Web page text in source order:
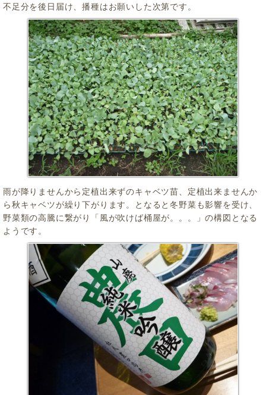
不足分を後日届け、播種はお願いした次第です。
雨が降りませんから定植出来ずのキャベツ苗、定植出来ませんか
ら秋キャベツが繰り下がります。となると冬野菜も影響を受け、
野菜類の高騰に繋がり「風が吹けば桶屋が。。。」の構図となる
ようです。